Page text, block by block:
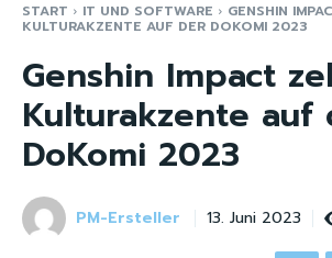
START IT UND SOFTWARE GENSHIN
KULTURAKZENTE AUF DER DOKOMI 2023
Genshin Impact
Kulturakzente auf
DoKomi 2023
PM-Ersteller 13. Juni 2023